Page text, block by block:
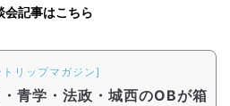
会記事はこちら
リップマガジン]
青学・法政・城西のOBが箱